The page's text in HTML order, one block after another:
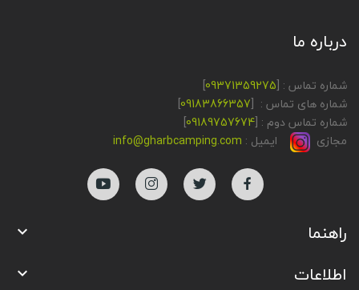
درباره ما
شماره تماس : [09371359275
]
شماره های تماس : [09183866357
]
شماره تماس دوم : [09189757674
]
مجازی
ایمیل : info@gharbcamping.com
راهنما 
اطلاعات 